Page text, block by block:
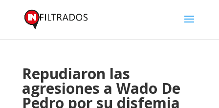
Repudiaron las
agresiones a Wado De
Pedro por su disfemia